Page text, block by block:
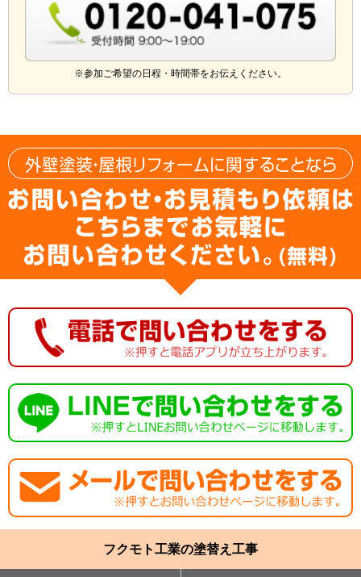
※参加ご希望の日程・時間帯をお伝えください。
フクモト工業の塗替え工事